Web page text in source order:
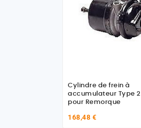
Cylindre de frein à
accumulateur Type
pour Remorque
168,48 €